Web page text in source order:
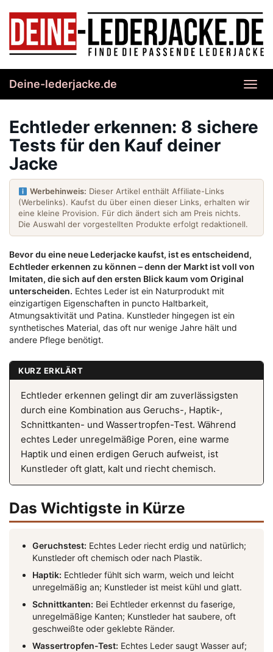
content
Deine-lederjacke.de
Echtleder erkennen: 8 sichere
Tests für den Kauf deiner
Jacke
Werbehinweis: Dieser Artikel enthält Affiliate-Links
(Werbelinks). Kaufst du über einen dieser Links, erhalten wir
eine kleine Provision. Für dich ändert sich am Preis nichts.
Die Auswahl der vorgestellten Produkte erfolgt redaktionell.
Bevor du eine neue Lederjacke kaufst, ist es entscheidend,
Echtleder erkennen zu können – denn der Markt ist voll von
Imitaten, die sich auf den ersten Blick kaum vom Original
unterscheiden. Echtes Leder ist ein Naturprodukt mit
einzigartigen Eigenschaften in puncto Haltbarkeit,
Atmungsaktivität und Patina. Kunstleder hingegen ist ein
synthetisches Material, das oft nur wenige Jahre hält und
andere Pflege benötigt.
KURZ ERKLÄRT
Echtleder erkennen gelingt dir am zuverlässigsten
durch eine Kombination aus Geruchs-, Haptik-,
Schnittkanten- und Wassertropfen-Test. Während
echtes Leder unregelmäßige Poren, eine warme
Haptik und einen erdigen Geruch aufweist, ist
Kunstleder oft glatt, kalt und riecht chemisch.
Das Wichtigste in Kürze
Geruchstest: Echtes Leder riecht erdig und natürlich;
Kunstleder oft chemisch oder nach Plastik.
Haptik: Echtleder fühlt sich warm, weich und leicht
unregelmäßig an; Kunstleder ist meist kühl und glatt.
Schnittkanten: Bei Echtleder erkennst du faserige,
unregelmäßige Kanten; Kunstleder hat saubere, oft
geschweißte oder geklebte Ränder.
Wassertropfen-Test: Echtes Leder saugt Wasser auf;